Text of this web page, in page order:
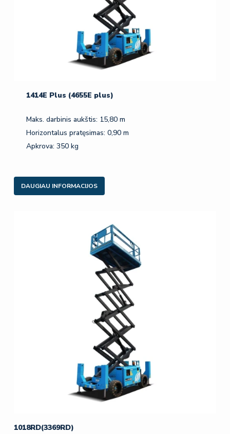
1414E Plus (4655E plus)
Maks. darbinis aukštis: 15,80 m
Horizontalus pratęsimas: 0,90 m
Apkrova: 350 kg
DAUGIAU INFORMACIJOS
1018RD(3369RD)